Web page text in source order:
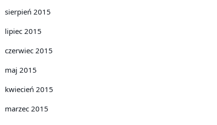
sierpień 2015
lipiec 2015
czerwiec 2015
maj 2015
kwiecień 2015
marzec 2015